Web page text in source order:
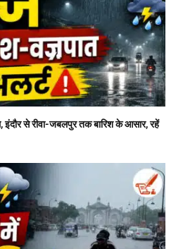
से रीवा-जबलपुर तक बारिश के आसार, रहें